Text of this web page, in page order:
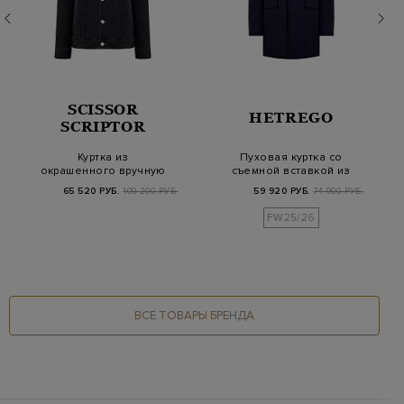
SCISSOR
SCRIPTOR
Куртка из
окрашенного вручную
японского денима с
литой…
65 520 РУБ. 109 200 РУБ.
HETREGO
Пуховая куртка со
съемной вставкой из
стеганого нейлон…
59 920 РУБ. 74 900 РУБ.
FW25/26
ВСЕ ТОВАРЫ БРЕНДА